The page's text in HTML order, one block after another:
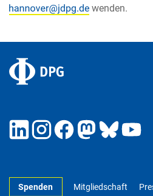
wenden.
Spenden Mitgliedschaft